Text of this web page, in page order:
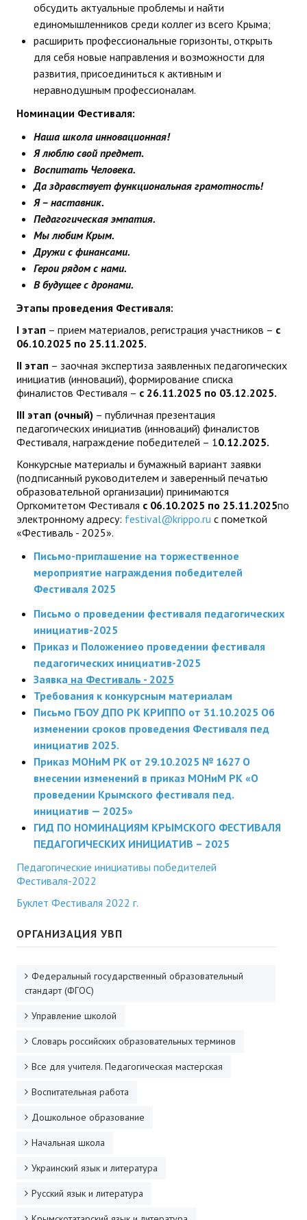
обсудить актуальные проблемы и найти
единомышленников среди коллег из всего Крыма;
расширить профессиональные горизонты, открыть
для себя новые направления и возможности для
развития, присоединиться к активным и
неравнодушным профессионалам.
Номинации Фестиваля:
Наша школа инновационная!
Я люблю свой предмет.
Воспитать Человека.
Да здравствует функциональная грамотность!
Я – наставник.
Педагогическая эмпатия.
Мы любим Крым.
Дружи с финансами.
Герои рядом с нами.
В будущее с дронами.
Этапы проведения Фестиваля:
I этап – прием материалов, регистрация участников – с
06.10.2025 по 25.11.2025.
II этап – заочная экспертиза заявленных педагогических
инициатив (инноваций), формирование списка
финалистов Фестиваля – с 26.11.2025 по 03.12.2025.
III этап (очный) – публичная презентация
педагогических инициатив (инноваций) финалистов
Фестиваля, награждение победителей – 10.12.2025.
Конкурсные материалы и бумажный вариант заявки
(подписанный руководителем и заверенный печатью
образовательной организации) принимаются
Оргкомитетом Фестиваля с 06.10.2025 по 25.11.2025по
электронному адресу: festival@krippo.ru с пометкой
«Фестиваль - 2025».
Письмо-приглашение на торжественное
мероприятие награждения победителей
Фестиваля 2025
Письмо о проведении фестиваля педагогических
инициатив-2025
Приказ и Положениео проведении фестиваля
педагогических инициатив-2025
Заявка на Фестиваль - 2025
Требования к конкурсным материалам
Письмо ГБОУ ДПО РК КРИППО от 31.10.2025 Об
изменении сроков проведения Фестиваля пед
инициатив 2025.
Приказ МОНиМ РК от 29.10.2025 № 1627 О
внесении изменений в приказ МОНиМ РК «О
проведении Крымского фестиваля пед.
инициатив — 2025»
ГИД ПО НОМИНАЦИЯМ КРЫМСКОГО ФЕСТИВАЛЯ
ПЕДАГОГИЧЕСКИХ ИНИЦИАТИВ – 2025
Педагогические инициативы победителей
Фестиваля-2022
Буклет Фестиваля 2022 г.
ОРГАНИЗАЦИЯ УВП
Федеральный государственный образовательный
стандарт (ФГОС)
Управление школой
Словарь российских образовательных терминов
Все для учителя. Педагогическая мастерская
Воспитательная работа
Дошкольное образование
Начальная школа
Украинский язык и литература
Русский язык и литература